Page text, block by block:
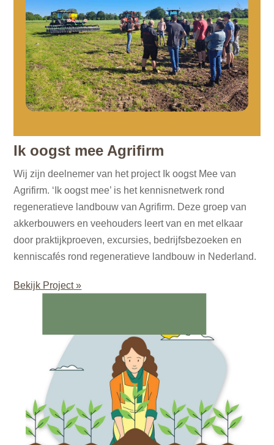
Ik oogst mee Agrifirm
Wij zijn deelnemer van het project Ik oogst Mee van
Agrifirm. ‘Ik oogst mee’ is het kennisnetwerk rond
regeneratieve landbouw van Agrifirm. Deze groep van
akkerbouwers en veehouders leert van en met elkaar
door praktijkproeven, excursies, bedrijfsbezoeken en
kenniscafés rond regeneratieve landbouw in Nederland.
Bekijk Project